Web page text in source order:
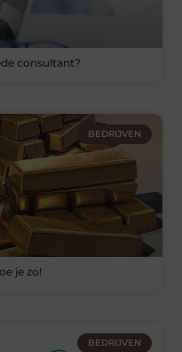
consultant?
BEDRIJVEN
je zo!
BEDRIJVEN